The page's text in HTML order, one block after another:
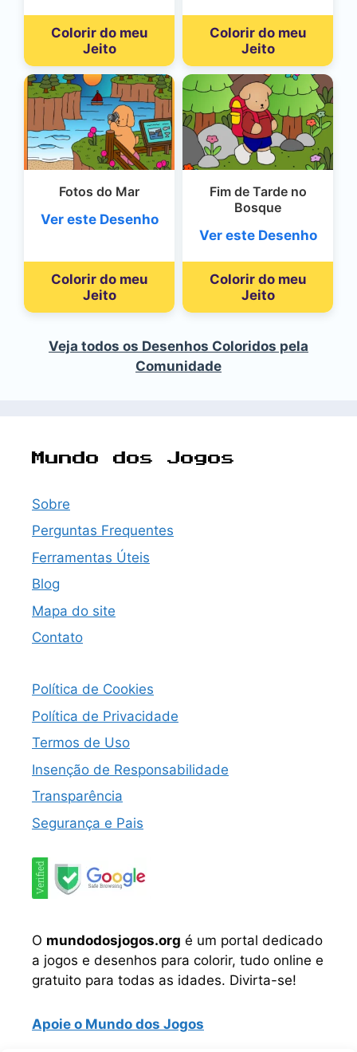
Colorir do meu
Jeito
Colorir do meu
Jeito
Fotos do Mar
Ver este Desenho
Colorir do meu
Jeito
Fim de Tarde no
Bosque
Ver este Desenho
Colorir do meu
Jeito
Veja todos os Desenhos Coloridos pela
Comunidade
Mundo dos Jogos
Sobre
Perguntas Frequentes
Ferramentas Úteis
Blog
Mapa do site
Contato
Política de Cookies
Política de Privacidade
Termos de Uso
Insenção de Responsabilidade
Transparência
Segurança e Pais
O mundodosjogos.org é um portal dedicado
a jogos e desenhos para colorir, tudo online e
gratuito para todas as idades. Divirta-se!
Apoie o Mundo dos Jogos